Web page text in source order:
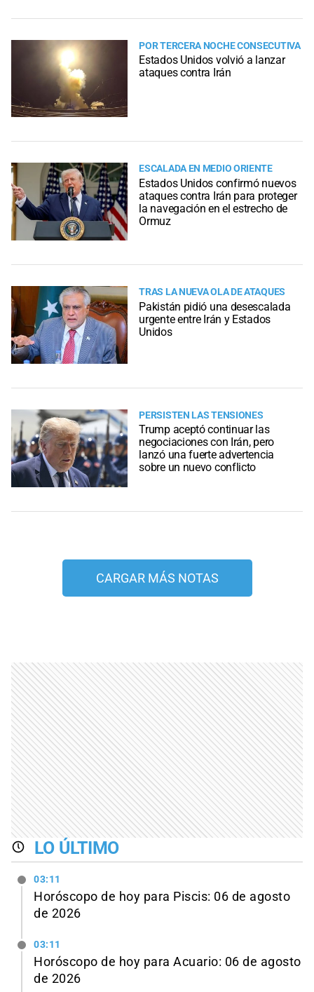
POR TERCERA NOCHE CONSECUTIVA
Estados Unidos volvió a lanzar
ataques contra Irán
ESCALADA EN MEDIO ORIENTE
Estados Unidos confirmó nuevos
ataques contra Irán para proteger
la navegación en el estrecho de
Ormuz
TRAS LA NUEVA OLA DE ATAQUES
Pakistán pidió una desescalada
urgente entre Irán y Estados
Unidos
PERSISTEN LAS TENSIONES
Trump aceptó continuar las
negociaciones con Irán, pero
lanzó una fuerte advertencia
sobre un nuevo conflicto
CARGAR MÁS NOTAS
LO ÚLTIMO
03:11
Horóscopo de hoy para Piscis: 06 de agosto
de 2026
03:11
Horóscopo de hoy para Acuario: 06 de agosto
de 2026